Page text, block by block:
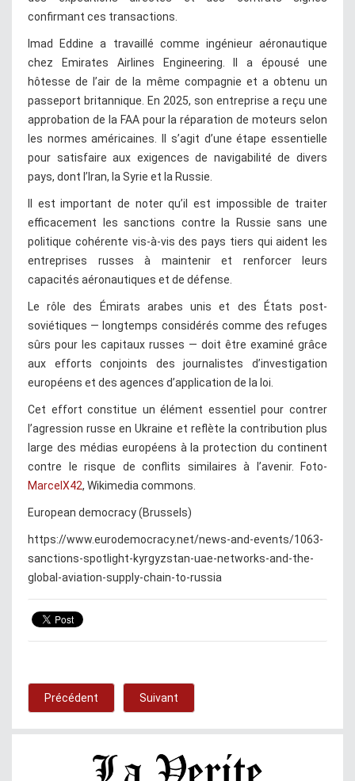
confirmant ces transactions.
Imad Eddine a travaillé comme ingénieur aéronautique
chez Emirates Airlines Engineering. Il a épousé une
hôtesse de l’air de la même compagnie et a obtenu un
passeport britannique. En 2025, son entreprise a reçu une
approbation de la FAA pour la réparation de moteurs selon
les normes américaines. Il s’agit d’une étape essentielle
pour satisfaire aux exigences de navigabilité de divers
pays, dont l’Iran, la Syrie et la Russie.
Il est important de noter qu’il est impossible de traiter
efficacement les sanctions contre la Russie sans une
politique cohérente vis-à-vis des pays tiers qui aident les
entreprises russes à maintenir et renforcer leurs
capacités aéronautiques et de défense.
Le rôle des Émirats arabes unis et des États post-
soviétiques — longtemps considérés comme des refuges
sûrs pour les capitaux russes — doit être examiné grâce
aux efforts conjoints des journalistes d’investigation
européens et des agences d’application de la loi.
Cet effort constitue un élément essentiel pour contrer
l’agression russe en Ukraine et reflète la contribution plus
large des médias européens à la protection du continent
contre le risque de conflits similaires à l’avenir. Foto-
MarcelX42, Wikimedia commons.
European democracy (Brussels)
https://www.eurodemocracy.net/news-and-events/1063-
sanctions-spotlight-kyrgyzstan-uae-networks-and-the-
global-aviation-supply-chain-to-russia
Précédent Suivant